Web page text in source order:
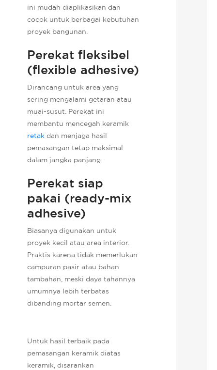
ini mudah diaplikasikan dan
cocok untuk berbagai kebutuhan
proyek bangunan.
Perekat fleksibel
(flexible adhesive)
Dirancang untuk area yang
sering mengalami getaran atau
muai-susut. Perekat ini
membantu mencegah keramik
retak dan menjaga hasil
pemasangan tetap maksimal
dalam jangka panjang.
Perekat siap
pakai (ready-mix
adhesive)
Biasanya digunakan untuk
proyek kecil atau area interior.
Praktis karena tidak memerlukan
campuran pasir atau bahan
tambahan, meski daya tahannya
umumnya lebih terbatas
dibanding mortar semen.
Untuk hasil terbaik pada
pemasangan keramik diatas
keramik, disarankan